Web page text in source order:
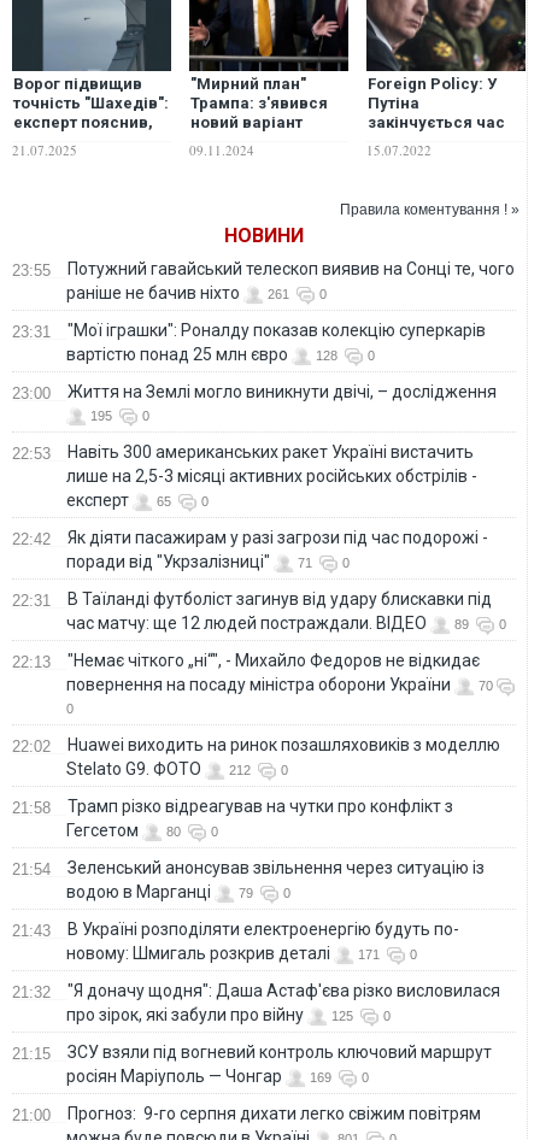
Ворог підвищив
точність "Шахедів":
експерт пояснив,
21.07.2025
"Мирний план"
Трампа: з'явився
новий варіант
Україні
09.11.2024
Foreign Policy: У
Путіна
закінчується час
Україною
15.07.2022
Правила коментування ! »
НОВИНИ
23:55
Потужний гавайський телескоп виявив на Сонці те, чого
раніше не бачив ніхто
261 0
23:31
"Мої іграшки": Роналду показав колекцію суперкарів
вартістю понад 25 млн євро
128 0
23:00 Життя на Землі могло виникнути двічі, – дослідження
195 0
22:53
Навіть 300 американських ракет Україні вистачить
лише на 2,5-3 місяці активних російських обстрілів -
експерт
65 0
22:42
Як діяти пасажирам у разі загрози під час подорожі -
поради від "Укрзалізниці"
71 0
22:31
В Таїланді футболіст загинув від удару блискавки під
час матчу: ще 12 людей постраждали. ВІДЕО
89 0
22:13
"Немає чіткого „ні“", - Михайло Федоров не відкидає
повернення на посаду міністра оборони України
70
0
22:02
Huawei виходить на ринок позашляховиків з моделлю
Stelato G9. ФОТО
212 0
21:58
Трамп різко відреагував на чутки про конфлікт з
Гегсетом
80 0
21:54
Зеленський анонсував звільнення через ситуацію із
водою в Марганці
79 0
21:43
В Україні розподіляти електроенергію будуть по-
новому: Шмигаль розкрив деталі
171 0
21:32
"Я доначу щодня": Даша Астаф'єва різко висловилася
про зірок, які забули про війну
125 0
21:15
ЗСУ взяли під вогневий контроль ключовий маршрут
росіян Маріуполь — Чонгар
169 0
21:00
Прогноз: 9-го серпня дихати легко свіжим повітрям